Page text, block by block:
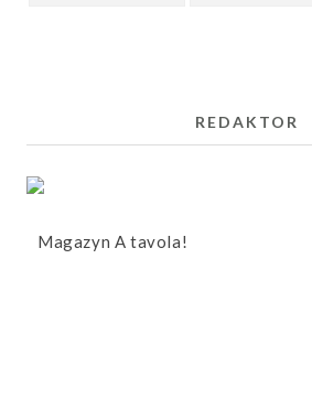
REDAKTOR
Magazyn A tavola!